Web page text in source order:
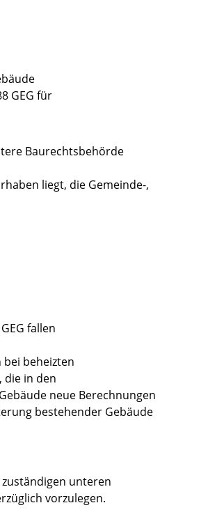
GEG für
Baurechtsbehörde
liegt, die Gemeinde-,
fallen
beheizten
die in den
neue Berechnungen
bestehender Gebäude
unteren
vorzulegen.